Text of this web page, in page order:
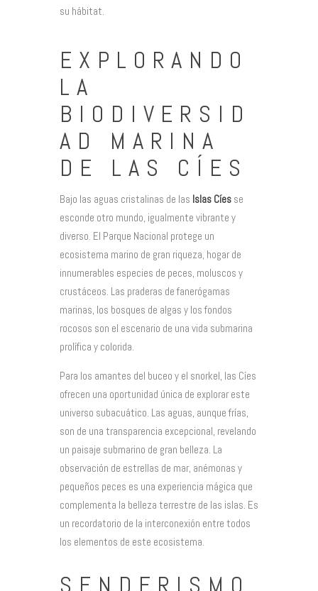
su hábitat.
EXPLORANDO
LA
BIODIVERSID
AD MARINA
DE LAS CÍES
Bajo las aguas cristalinas de las Islas Cíes se
esconde otro mundo, igualmente vibrante y
diverso. El Parque Nacional protege un
ecosistema marino de gran riqueza, hogar de
innumerables especies de peces, moluscos y
crustáceos. Las praderas de fanerógamas
marinas, los bosques de algas y los fondos
rocosos son el escenario de una vida submarina
prolífica y colorida.
Para los amantes del buceo y el snorkel, las Cíes
ofrecen una oportunidad única de explorar este
universo subacuático. Las aguas, aunque frías,
son de una transparencia excepcional, revelando
un paisaje submarino de gran belleza. La
observación de estrellas de mar, anémonas y
pequeños peces es una experiencia mágica que
complementa la belleza terrestre de las islas. Es
un recordatorio de la interconexión entre todos
los elementos de este ecosistema.